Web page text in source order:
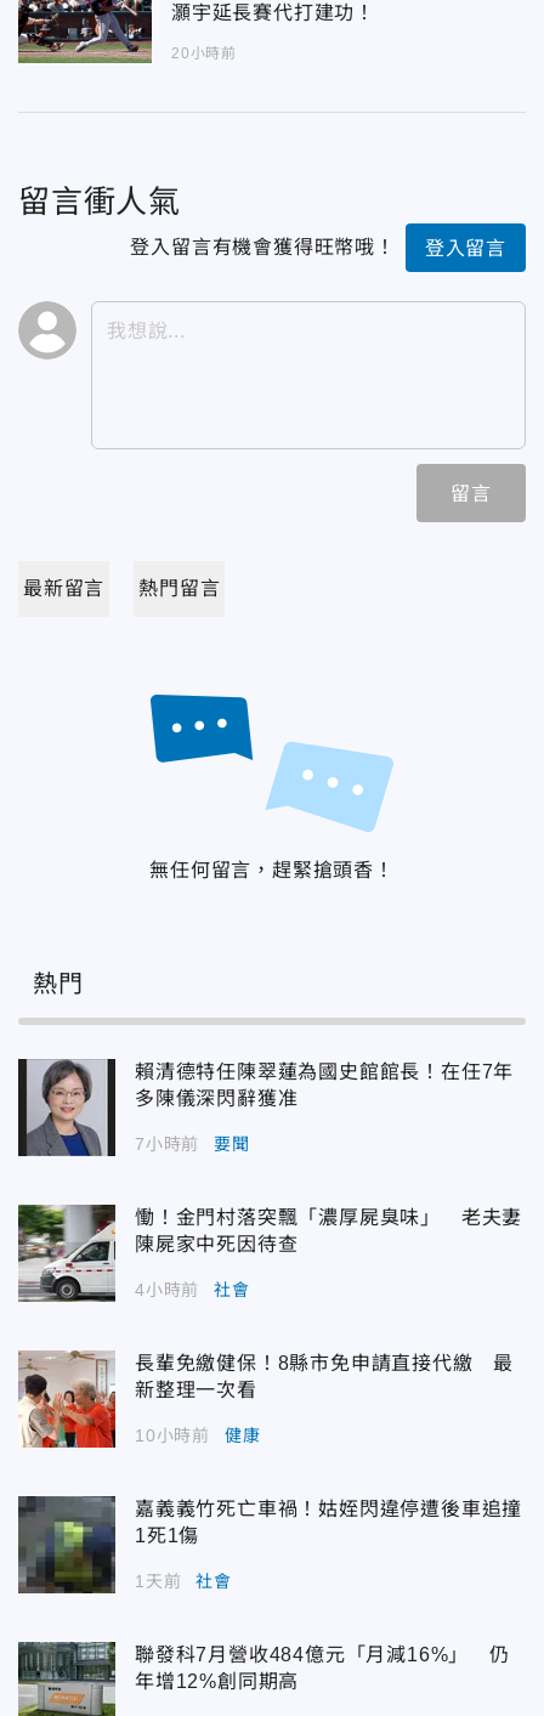
灝宇延長賽代打建功！
20小時前
留言衝人氣
登入留言有機會獲得旺幣哦！ 登入留言
留言
最新留言 熱門留言
無任何留言，趕緊搶頭香！
熱門
賴清德特任陳翠蓮為國史館館長！在任7年
多陳儀深閃辭獲准
7小時前 要聞
慟！金門村落突飄「濃厚屍臭味」 老夫妻
陳屍家中死因待查
4小時前 社會
長輩免繳健保！8縣市免申請直接代繳 最
新整理一次看
10小時前 健康
嘉義義竹死亡車禍！姑姪閃違停遭後車追撞
1死1傷
1天前 社會
聯發科7月營收484億元「月減16%」 仍
年增12%創同期高